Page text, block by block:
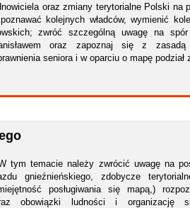
oraz zmiany terytorialne Polski na
kolejnych władców, wymienić
zwróć szczególną uwagę na
oraz zapoznaj się z
seniora i w oparciu o mapę podział
tym temacie należy zwrócić uwagę na
gnieźnieńskiego, zdobycze
posługiwania się mapą,)
obowiązki ludności i organizację